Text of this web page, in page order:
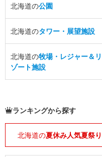
北海道の公園
北海道のタワー・展望施設
北海道の牧場・レジャー＆リ
ゾート施設
ランキングから探す
北海道の夏休み人気夏祭り